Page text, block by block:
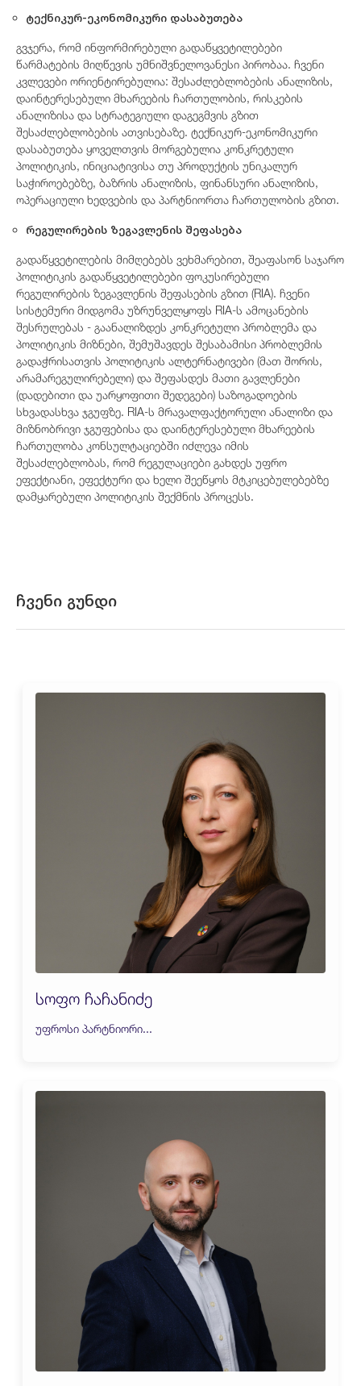
ტექნიკურ-ეკონომიკური დასაბუთება
გვჯერა, რომ ინფორმირებული გადაწყვეტილებები
წარმატების მიღწევის უმნიშვნელოვანესი პირობაა. ჩვენი
კვლევები ორიენტირებულია: შესაძლებლობების ანალიზის,
დაინტერესებული მხარეების ჩართულობის, რისკების
ანალიზისა და სტრატეგიული დაგეგმვის გზით
შესაძლებლობების ათვისებაზე. ტექნიკურ-ეკონომიკური
დასაბუთება ყოველთვის მორგებულია კონკრეტული
პოლიტიკის, ინიციატივისა თუ პროდუქტის უნიკალურ
საჭიროებებზე, ბაზრის ანალიზის, ფინანსური ანალიზის,
ოპერაციული ხედვების და პარტნიორთა ჩართულობის გზით.
რეგულირების ზეგავლენის შეფასება
გადაწყვეტილების მიმღებებს ვეხმარებით, შეაფასონ საჯარო
პოლიტიკის გადაწყვეტილებები ფოკუსირებული
რეგულირების ზეგავლენის შეფასების გზით (RIA). ჩვენი
სისტემური მიდგომა უზრუნველყოფს RIA-ს ამოცანების
შესრულებას - გაანალიზდეს კონკრეტული პრობლემა და
პოლიტიკის მიზნები, შემუშავდეს შესაბამისი პრობლემის
გადაჭრისათვის პოლიტიკის ალტერნატივები (მათ შორის,
არამარეგულირებელი) და შეფასდეს მათი გავლენები
(დადებითი და უარყოფითი შედეგები) საზოგადოების
სხვადასხვა ჯგუფზე. RIA-ს მრავალფაქტორული ანალიზი და
მიზნობრივი ჯგუფებისა და დაინტერესებული მხარეების
ჩართულობა კონსულტაციებში იძლევა იმის
შესაძლებლობას, რომ რეგულაციები გახდეს უფრო
ეფექტიანი, ეფექტური და ხელი შეეწყოს მტკიცებულებებზე
დამყარებული პოლიტიკის შექმნის პროცესს.
ჩვენი გუნდი
სოფო ჩაჩანიძე
უფროსი პარტნიორი...